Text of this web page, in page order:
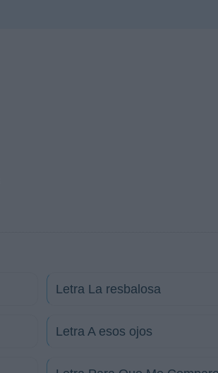
Letra La resbalosa
Letra A esos ojos